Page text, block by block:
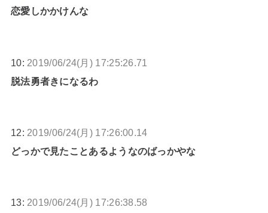
恋愛しかかけんな
10: 2019/06/24(月) 17:25:26.71
脱法勇者きになるわ
12: 2019/06/24(月) 17:26:00.14
どっかで見たことあるようなのばっかやな
13: 2019/06/24(月) 17:26:38.58